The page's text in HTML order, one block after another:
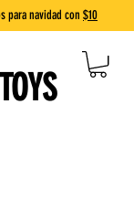
para navidad con $10